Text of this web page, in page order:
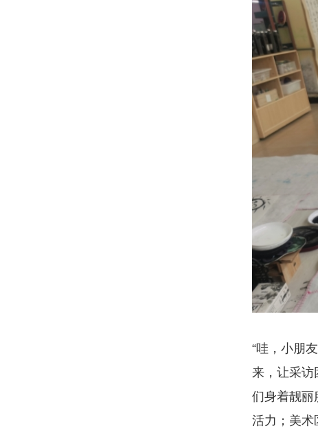
“哇，小朋
来，让采访
们身着靓丽
活力；美术